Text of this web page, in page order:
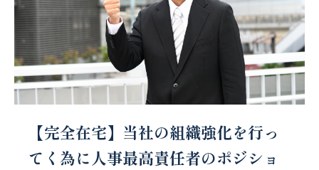
【完全在宅】当社の組織強化を行っ
てく為に人事最高責任者のポジショ